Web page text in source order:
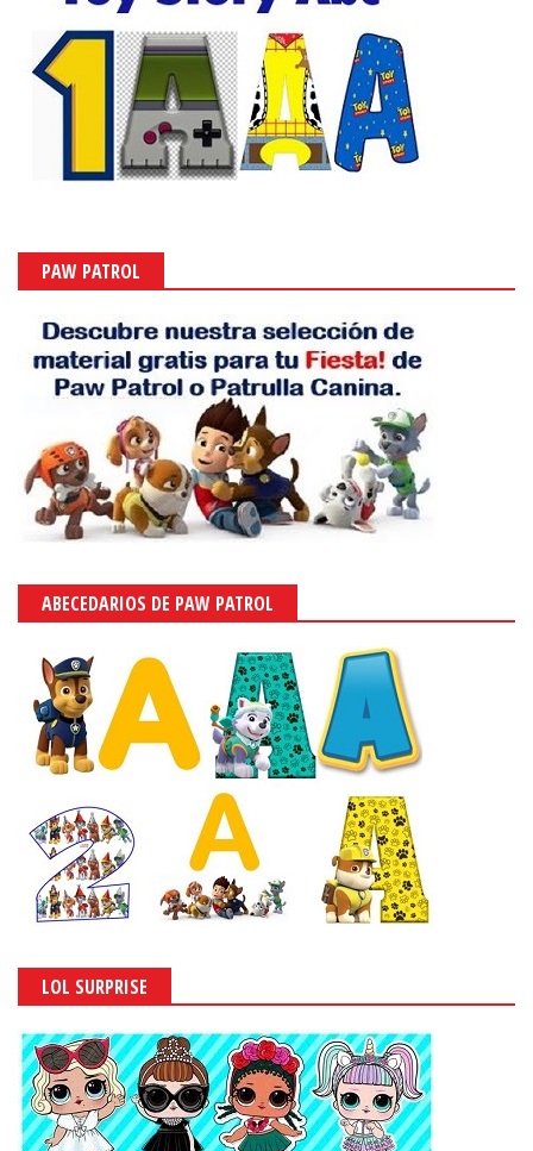
PAW PATROL
ABECEDARIOS DE PAW PATROL
LOL SURPRISE